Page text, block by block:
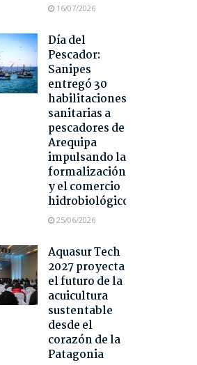
16/07/2026
Día del
Pescador:
Sanipes
entregó 30
habilitaciones
sanitarias a
pescadores de
Arequipa
impulsando la
formalización
y el comercio
hidrobiológico
25/06/2026
Aquasur Tech
2027 proyecta
el futuro de la
acuicultura
sustentable
desde el
corazón de la
Patagonia